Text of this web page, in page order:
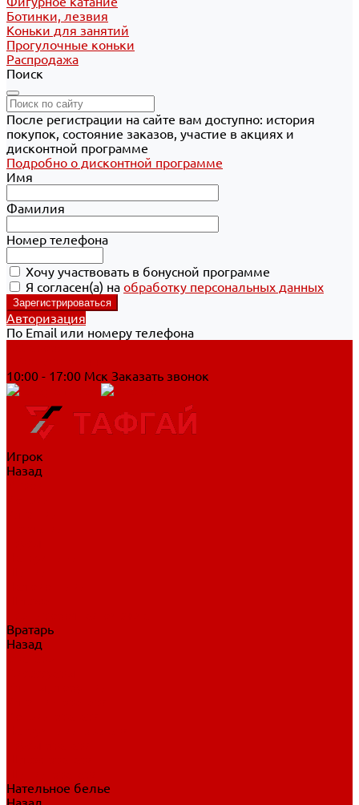
Ботинки, лезвия
Коньки для занятий
Прогулочные коньки
Распродажа
Поиск
После регистрации на сайте вам доступно: история
покупок, состояние заказов, участие в акциях и
дисконтной программе
Подробно о дисконтной программе
Имя
Фамилия
Номер телефона
Хочу участвовать в бонусной программе
Я согласен(а) на обработку персональных данных
Авторизация
По Email или номеру телефона
10:00 - 17:00 Мск Заказать звонок
Игрок
Назад
Вратарь
Назад
Нательное белье